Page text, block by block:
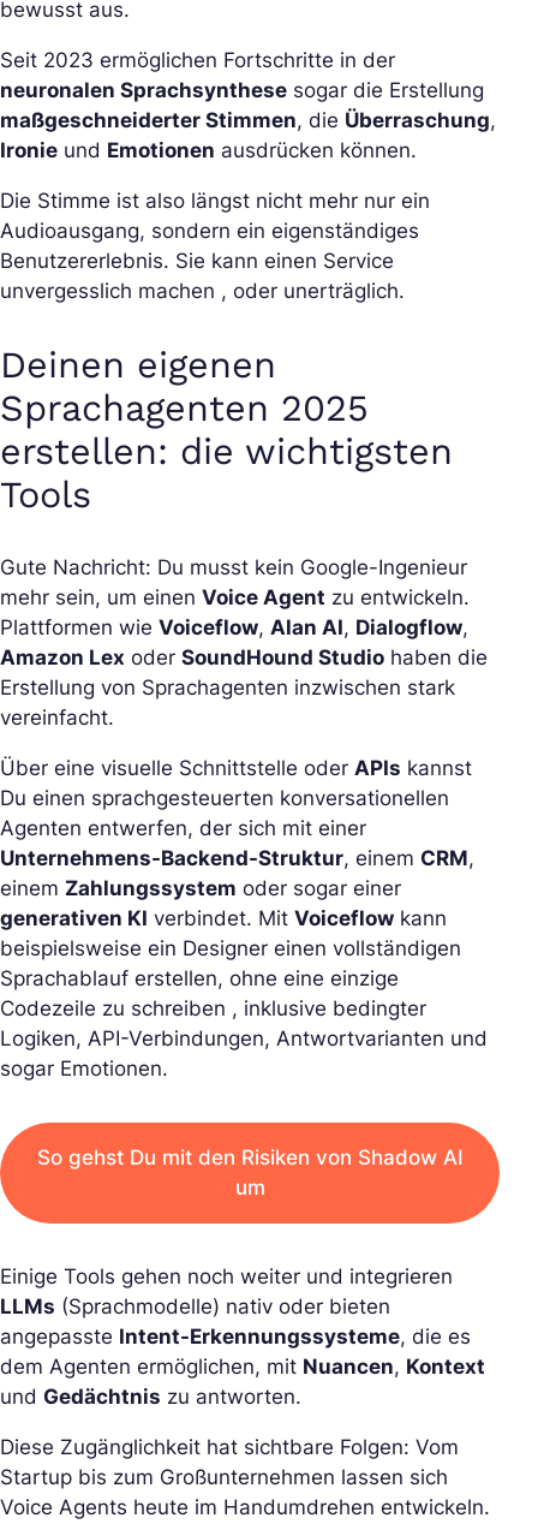
bewusst aus.
Seit 2023 ermöglichen Fortschritte in der
neuronalen Sprachsynthese sogar die Erstellung
maßgeschneiderter Stimmen, die Überraschung,
Ironie und Emotionen ausdrücken können.
Die Stimme ist also längst nicht mehr nur ein
Audioausgang, sondern ein eigenständiges
Benutzererlebnis. Sie kann einen Service
unvergesslich machen , oder unerträglich.
Deinen eigenen
Sprachagenten 2025
erstellen: die wichtigsten
Tools
Gute Nachricht: Du musst kein Google-Ingenieur
mehr sein, um einen Voice Agent zu entwickeln.
Plattformen wie Voiceflow, Alan AI, Dialogflow,
Amazon Lex oder SoundHound Studio haben die
Erstellung von Sprachagenten inzwischen stark
vereinfacht.
Über eine visuelle Schnittstelle oder APIs kannst
Du einen sprachgesteuerten konversationellen
Agenten entwerfen, der sich mit einer
Unternehmens-Backend-Struktur, einem CRM,
einem Zahlungssystem oder sogar einer
generativen KI verbindet. Mit Voiceflow kann
beispielsweise ein Designer einen vollständigen
Sprachablauf erstellen, ohne eine einzige
Codezeile zu schreiben , inklusive bedingter
Logiken, API-Verbindungen, Antwortvarianten und
sogar Emotionen.
So gehst Du mit den Risiken von Shadow AI
um
Einige Tools gehen noch weiter und integrieren
LLMs (Sprachmodelle) nativ oder bieten
angepasste Intent-Erkennungssysteme, die es
dem Agenten ermöglichen, mit Nuancen, Kontext
und Gedächtnis zu antworten.
Diese Zugänglichkeit hat sichtbare Folgen: Vom
Startup bis zum Großunternehmen lassen sich
Voice Agents heute im Handumdrehen entwickeln.